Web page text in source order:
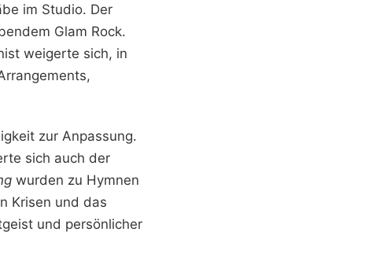
im Studio. Der
Glam Rock.
weigerte sich, in
zur Anpassung.
sich auch der
wurden zu Hymnen
Krisen und das
und persönlicher